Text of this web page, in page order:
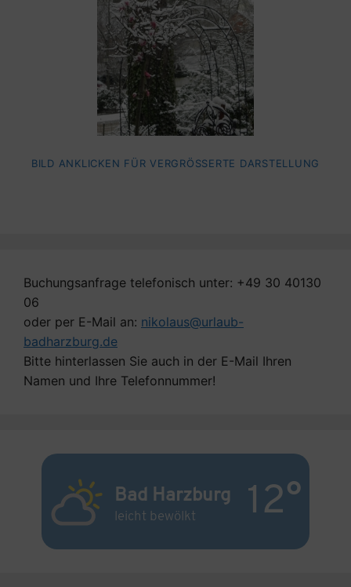
BILD ANKLICKEN FÜR VERGRÖSSERTE DARSTELLUNG
Buchungsanfrage telefonisch unter: +49 30 40130
06
oder per E-Mail an: nikolaus@urlaub-
badharzburg.de
Bitte hinterlassen Sie auch in der E-Mail Ihren
Namen und Ihre Telefonnummer!
Bad Harzburg
leicht bewölkt 12°